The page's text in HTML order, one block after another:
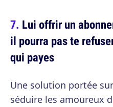
Lui offrir un
il pourra pas te
qui payes
Une solution portée
séduire les amoureux